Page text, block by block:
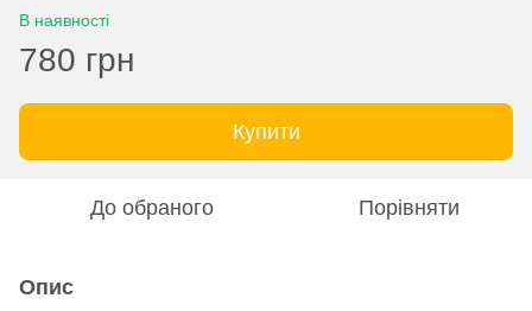
В наявності
780 грн
Купити
До обраного Порівняти
Опис